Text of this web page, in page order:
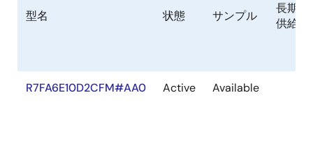
型名 状態 サンプル
長期
供給
R7FA6E10D2CFM#AA0 Active Available